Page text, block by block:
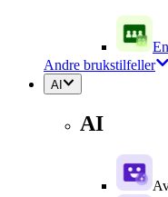
Andre brukstilfeller
AI
AI